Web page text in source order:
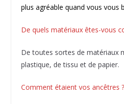
plus agréable quand vous vous
De quels matériaux êtes-vous
De toutes sortes de matériaux
plastique, de tissu et de papier.
Comment étaient vos ancêtres ?